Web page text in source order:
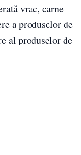
vrac, carne
a produselor de
al produselor de